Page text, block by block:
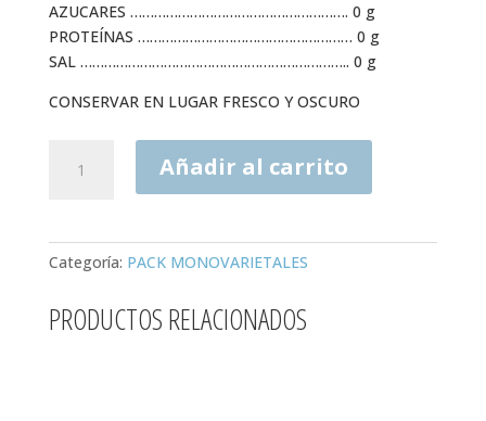
AZUCARES ………………………………………………. 0 g
PROTEÍNAS ……………………………………………… 0 g
SAL ………………………………………………………….. 0 g
CONSERVAR EN LUGAR FRESCO Y OSCURO
MONOVARIETALES
ECOLÓGICO
25/26
Añadir al carrito
Categoría: PACK MONOVARIETALES
PRODUCTOS RELACIONADOS